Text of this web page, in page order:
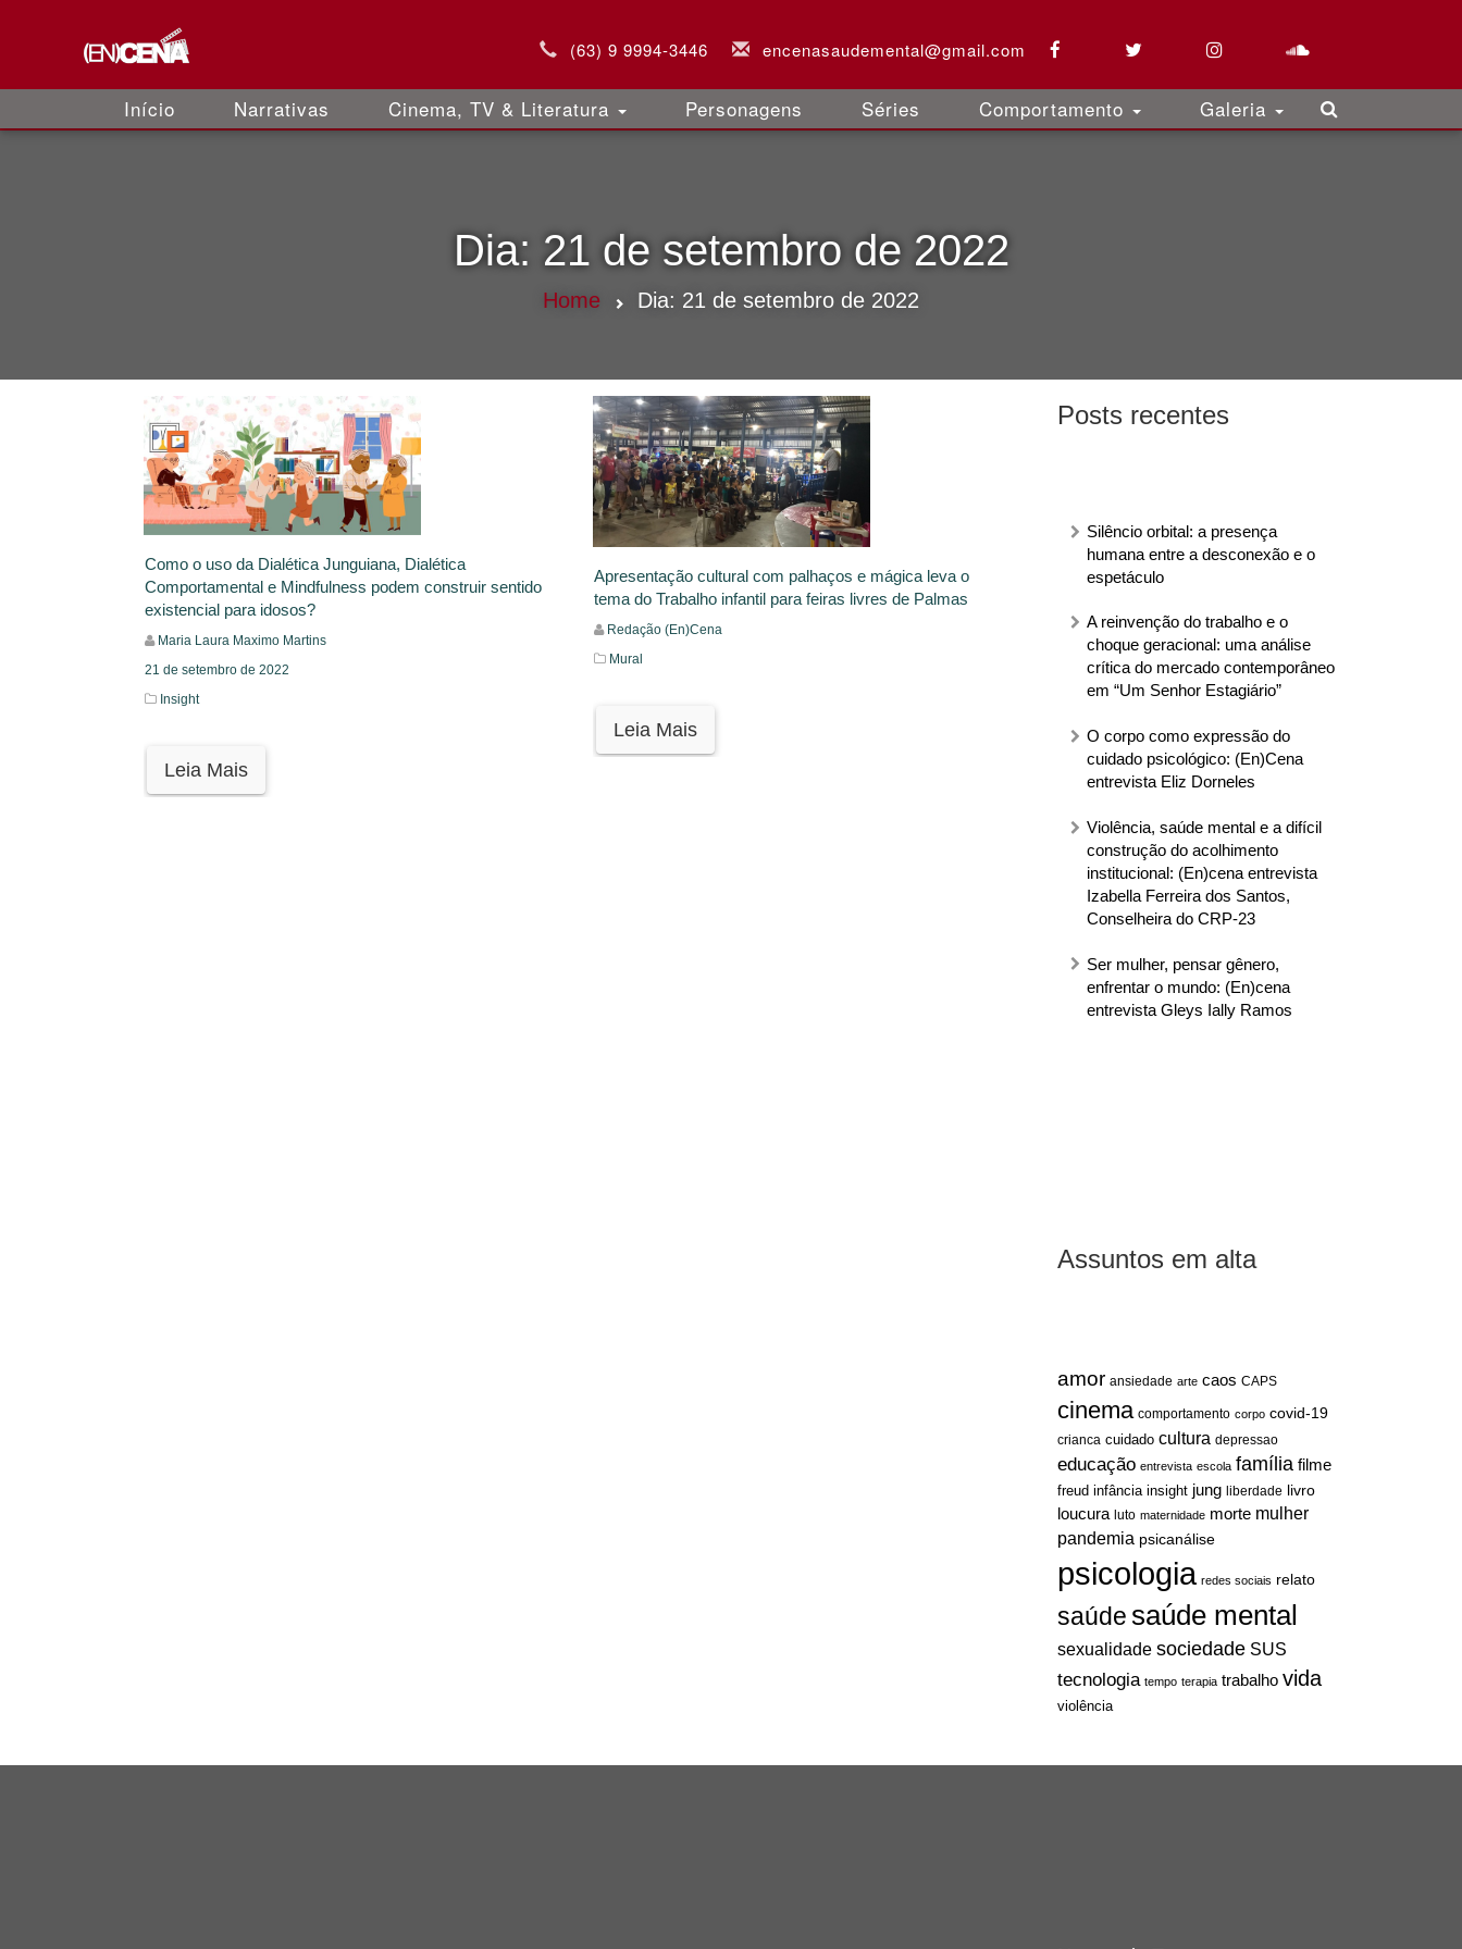
(63) 9 9994-3446 encenasaudemental@gmail.com
Início Narrativas Cinema, TV & Literatura Personagens Séries Comportamento Galeria
Dia: 21 de setembro de 2022
Home Dia: 21 de setembro de 2022
Posts recentes
Silêncio orbital: a presença
humana entre a desconexão e o
espetáculo
A reinvenção do trabalho e o
choque geracional: uma análise
crítica do mercado contemporâneo
em “Um Senhor Estagiário”
O corpo como expressão do
cuidado psicológico: (En)Cena
entrevista Eliz Dorneles
Violência, saúde mental e a difícil
construção do acolhimento
institucional: (En)cena entrevista
Izabella Ferreira dos Santos,
Conselheira do CRP-23
Ser mulher, pensar gênero,
enfrentar o mundo: (En)cena
entrevista Gleys Ially Ramos
Assuntos em alta
amor ansiedade arte caos CAPS
cinema comportamento corpo covid-19
crianca cuidado cultura depressao
educação entrevista escola família filme
freud infância insight jung liberdade livro
loucura luto maternidade morte mulher
pandemia psicanálise
psicologia redes sociais relato
saúdesaúde mental
sexualidade sociedade SUS
tecnologia tempo terapia trabalho vida
violência
Como o uso da Dialética Junguiana, Dialética
Comportamental e Mindfulness podem construir sentido
existencial para idosos?
Maria Laura Maximo Martins
21 de setembro de 2022
Insight
Leia Mais
Apresentação cultural com palhaços e mágica leva o
tema do Trabalho infantil para feiras livres de Palmas
Redação (En)Cena
Mural
Leia Mais